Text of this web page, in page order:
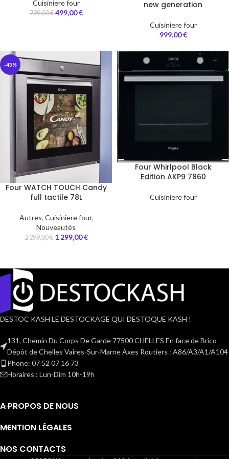
Cuisiniere four
799,00€ 499,00€
new generation
Cuisiniere four
999,00€
-43%
Four WATCH TOUCH Candy
full tactile 78L
Autres, Cuisiniere four,
Nouveautés
2 299,00€ 1 299,00€
Four Whirlpool Black
Edition AKP9 7860
Cuisiniere four
DESTOC KASH LE DESTOCKAGE QUI DESTOQUE KASH !
131, Chemin Du Corps De Garde 77500 CHELLES En face de Brico
Dépôt de Chelles Vaires-Sur-Marne Axes Routiers : A86/A3/A1/A104
Phone: 07 52 07 16 73
Horaires : Lun-Dim 10h-19h
A PROPOS DE NOUS
MENTION LÉGALES
NOS CONTACTS